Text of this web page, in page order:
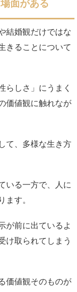
面がある
結婚観だけではな
きることについて
らしさ」にうまく
価値観に触れなが
て、多様な生き方
いる一方で、人に
ます。
が前に出ているよ
け取られてしまう
価値観そのものが